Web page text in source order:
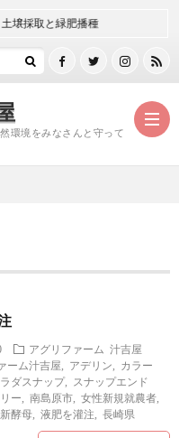
環境をみなさんと守って
壌採取と緑肥播種
アグリファーム
汁吉屋
ーム汁吉屋
アデリン
カラー
ダスナップ,
スナップエンド
ー 南島原市, 女性新規就農者,
新酵母, 液肥を灌注 長崎県